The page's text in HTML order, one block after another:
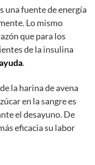
una fuente de energía
Lo mismo
que para los
de la insulina
.
la harina de avena
en la sangre es
el desayuno. De
eficacia su labor